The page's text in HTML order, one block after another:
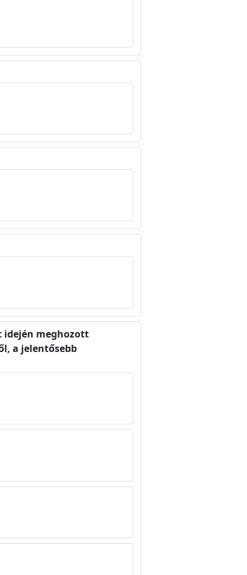
idején meghozott
a jelentősebb